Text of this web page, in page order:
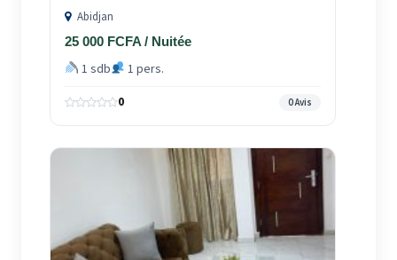
Abidjan
25 000 FCFA / Nuitée
1 sdb 1 pers.
0 0 Avis